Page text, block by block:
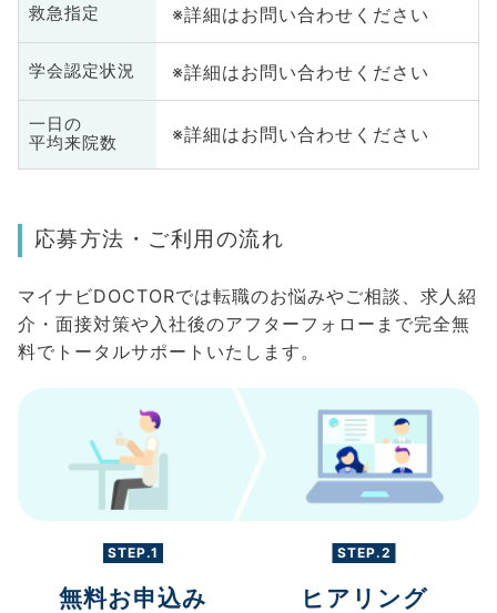
救急指定 ※詳細はお問い合わせください
学会認定状況 ※詳細はお問い合わせください
一日の
平均来院数
※詳細はお問い合わせください
応募方法・ご利用の流れ
マイナビDOCTORでは転職のお悩みやご相談、求人紹
介・面接対策や入社後のアフターフォローまで完全無
料でトータルサポートいたします。
STEP.1
無料お申込み
STEP.2
ヒアリング